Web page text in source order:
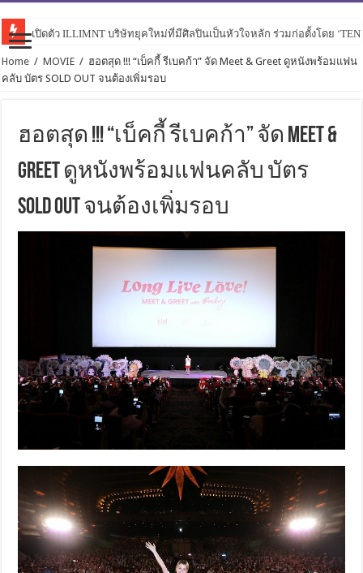
เปิดตัว ILLIMNT บริษัทยุคใหม่ที่มีศิลปินเป็นหัวใจหลัก ร่วมก่อตั้งโดย
Home / MOVIE / ฮอตสุด !!! “เบ็คกี้ รีเบคก้า” จัด Meet & Greet ดูหนังพร้อมแฟน
คลับ บัตร SOLD OUT จนต้องเพิ่มรอบ
ฮอตสุด !!! “เบ็คกี้ รีเบคก้า” จัด Meet &
Greet ดูหนังพร้อมแฟนคลับ บัตร
SOLD OUT จนต้องเพิ่มรอบ